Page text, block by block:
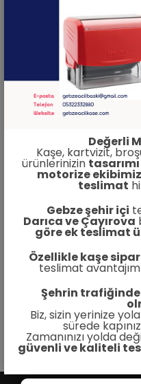
Değerli
Kaşe, kartvizit,
ürünlerinizin
motorize
teslimat
Gebze şehir içi
Darıca ve Çayırova
göre ek teslimat
Özellikle kaşe
teslimat
Şehrin
Biz, sizin yerinize
sürede
Zamanınızı yolda
güvenli ve kaliteli